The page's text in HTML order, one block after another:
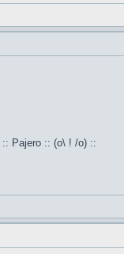
Pajero :: (o\ ! /o) ::